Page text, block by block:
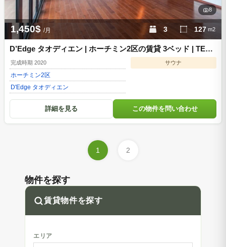
8
D’Edge タオディエン | ホーチミン2区の賃貸 3ベッド | TETD
01343
完成時期 2020
ホーチミン2区
D'Edge タオディエン
サウナ
3 127 m2
1,450$ /月
詳細を見る この物件を問い合わせ
1 2
物件を探す
賃貸物件を探す
エリア